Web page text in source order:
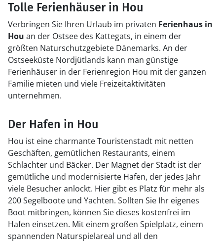
Tolle Ferienhäuser in Hou
Verbringen Sie Ihren Urlaub im privaten Ferienhaus in
Hou an der Ostsee des Kattegats, in einem der
größten Naturschutzgebiete Dänemarks. An der
Ostseeküste Nordjütlands kann man günstige
Ferienhäuser in der Ferienregion Hou mit der ganzen
Familie mieten und viele Freizeitaktivitäten
unternehmen.
Der Hafen in Hou
Hou ist eine charmante Touristenstadt mit netten
Geschäften, gemütlichen Restaurants, einem
Schlachter und Bäcker. Der Magnet der Stadt ist der
gemütliche und modernisierte Hafen, der jedes Jahr
viele Besucher anlockt. Hier gibt es Platz für mehr als
200 Segelboote und Yachten. Sollten Sie Ihr eigenes
Boot mitbringen, können Sie dieses kostenfrei im
Hafen einsetzen. Mit einem großen Spielplatz, einem
spannenden Naturspielareal und all den